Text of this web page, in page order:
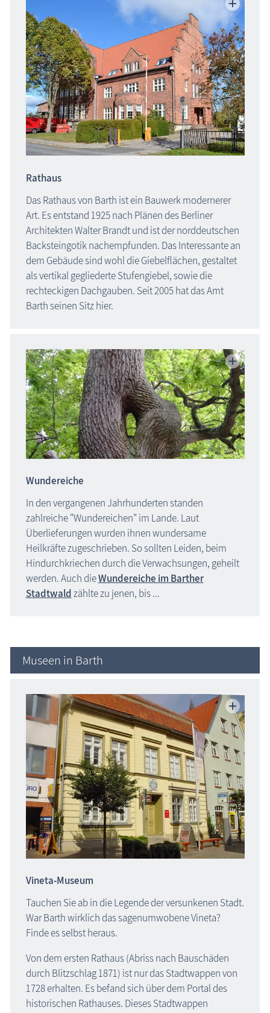
Rathaus
Das Rathaus von Barth ist ein Bauwerk modernerer
Art. Es entstand 1925 nach Plänen des Berliner
Architekten Walter Brandt und ist der norddeutschen
Backsteingotik nachempfunden. Das Interessante an
dem Gebäude sind wohl die Giebelflächen, gestaltet
als vertikal gegliederte Stufengiebel, sowie die
rechteckigen Dachgauben. Seit 2005 hat das Amt
Barth seinen Sitz hier.
Wundereiche
In den vergangenen Jahrhunderten standen
zahlreiche "Wundereichen" im Lande. Laut
Überlieferungen wurden ihnen wundersame
Heilkräfte zugeschrieben. So sollten Leiden, beim
Hindurchkriechen durch die Verwachsungen, geheilt
werden. Auch dieWundereiche im Barther
Stadtwaldzählte zu jenen, bis ...
Museen in Barth
Vineta-Museum
Tauchen Sie ab in die Legende der versunkenen Stadt.
War Barth wirklich das sagenumwobene Vineta?
Finde es selbst heraus.
Von dem ersten Rathaus (Abriss nach Bauschäden
durch Blitzschlag 1871) ist nur das Stadtwappen von
1728 erhalten. Es befand sich über dem Portal des
historischen Rathauses. Dieses Stadtwappen